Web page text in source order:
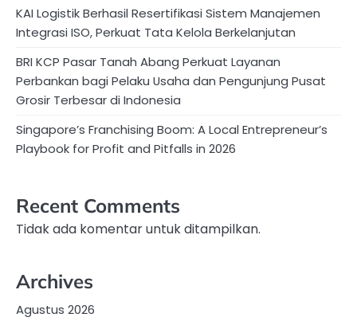
KAI Logistik Berhasil Resertifikasi Sistem Manajemen
Integrasi ISO, Perkuat Tata Kelola Berkelanjutan
BRI KCP Pasar Tanah Abang Perkuat Layanan
Perbankan bagi Pelaku Usaha dan Pengunjung Pusat
Grosir Terbesar di Indonesia
Singapore’s Franchising Boom: A Local Entrepreneur’s
Playbook for Profit and Pitfalls in 2026
Recent Comments
Tidak ada komentar untuk ditampilkan.
Archives
Agustus 2026